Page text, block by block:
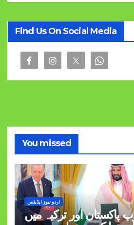
Find Us On Social Media
You missed
اردو نیوز اپڈیٹس
اور ترکیہ میں